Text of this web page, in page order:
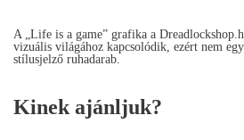
A „Life is a game” grafika a
vizuális világához kapcsolódik, ezért nem
stílusjelző ruhadarab.
Kinek ajánljuk?